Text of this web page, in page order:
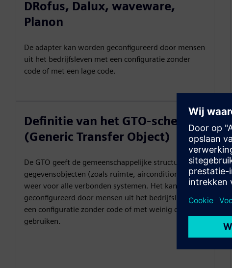
DRofus, Dalux, waveware,
Planon
De adapter kan worden geconfigureerd door mensen
uit het bedrijfsleven met een configuratie zonder
code of met een lage code.
Definitie van het GTO-schema
(Generic Transfer Object)
De GTO geeft de gemeenschappelijke structuur van
gegevensobjecten (zoals ruimte, airconditioning,...)
weer voor alle verbonden systemen. Het kan worden
geconfigureerd door mensen uit het bedrijfsleven die
een configuratie zonder code of met weinig code
gebruiken.